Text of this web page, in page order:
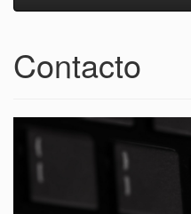
Contacto